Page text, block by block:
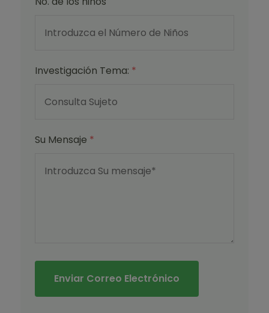
Investigación Tema: *
Su Mensaje *
Enviar Correo Electrónico